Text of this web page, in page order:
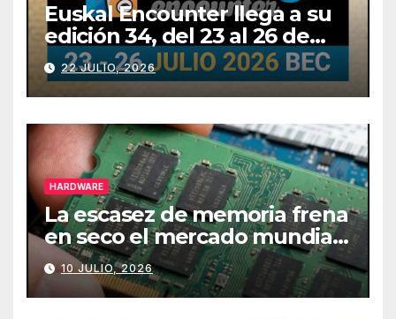
Euskal Encounter llega a su
edición 34, del 23 al 26 de
julio
22 JULIO, 2026
HARDWARE
La escasez de memoria frena
en seco el mercado mundial
de PCs
10 JULIO, 2026